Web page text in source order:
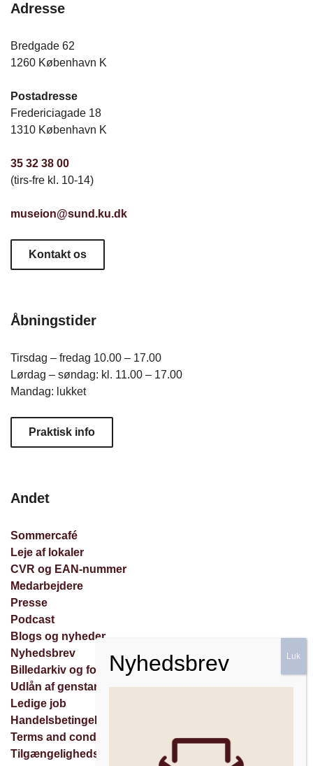
Adresse
Bredgade 62
1260 København K
Postadresse
Fredericiagade 18
1310 København K
35 32 38 00
(tirs-fre kl. 10-14)
museion@sund.ku.dk
Kontakt os
Åbningstider
Tirsdag – fredag 10.00 – 17.00
Lørdag – søndag: kl. 11.00 – 17.00
Mandag: lukket
Praktisk info
Andet
Sommercafé
Leje af lokaler
CVR og EAN-nummer
Medarbejdere
Presse
Podcast
Blogs og nyheder
Nyhedsbrev
Billedarkiv og forespørgsler
Udlån af genstande
Ledige job
Handelsbetingelser
Terms and conditions
Tilgængelighedserklæring